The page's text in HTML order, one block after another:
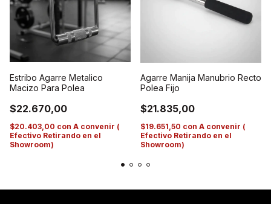
Estribo Agarre Metalico
Macizo Para Polea
$22.670,00
$20.403,00 con A convenir (
Efectivo Retirando en el
Showroom)
Agarre Manija Manubrio Recto
Polea Fijo
$21.835,00
$19.651,50 con A convenir (
Efectivo Retirando en el
Showroom)